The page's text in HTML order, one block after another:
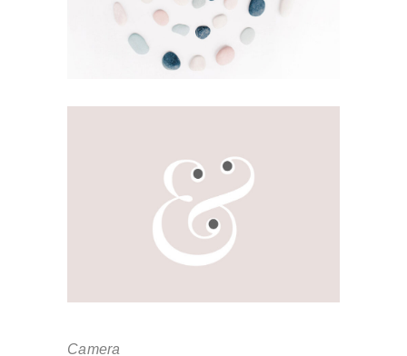
Camera